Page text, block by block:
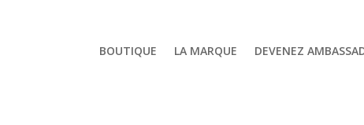
BOUTIQUE LA MARQUE DEVENEZ